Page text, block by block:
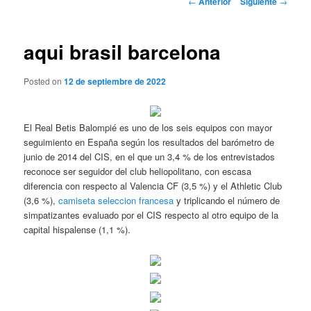
aqui brasil barcelona
Posted on12 de septiembre de 2022
El Real Betis Balompié es uno de los seis equipos con mayor
seguimiento en España según los resultados del barómetro de
junio de 2014 del CIS, en el que un 3,4 % de los entrevistados
reconoce ser seguidor del club heliopolitano, con escasa
diferencia con respecto al Valencia CF (3,5 %) y el Athletic Club
(3,6 %),camiseta seleccion francesa y triplicando el número de
simpatizantes evaluado por el CIS respecto al otro equipo de la
capital hispalense (1,1 %).